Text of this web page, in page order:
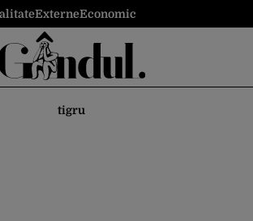
ExterneEconomic
tigru